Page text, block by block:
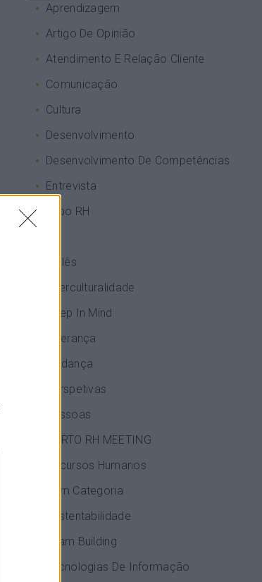
Aprendizagem
Artigo De Opinião
Atendimento E Relação Cliente
Comunicação
Cultura
Desenvolvimento
Desenvolvimento De Competências
Entrevista
Expo RH
Inglês
Interculturalidade
Keep In Mind
Liderança
Mudança
Perspetivas
Pessoas
PORTO RH MEETING
Recursos Humanos
Sem Categoria
Sustentabilidade
Team Building
Tecnologias De Informação